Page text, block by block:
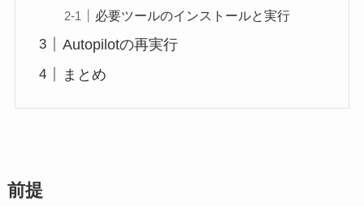
必要ツールのインストールと実行
Autopilotの再実行
まとめ
前提